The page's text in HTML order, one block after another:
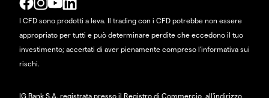
I CFD sono prodotti a leva. Il trading con i CFD potrebbe non essere
appropriato per tutti e può determinare perdite che eccedono il tuo
investimento; accertati di aver pienamente compreso l'informativa sui
rischi.
IG Bank S.A. registrata presso il Registro di Commercio, all'indirizzo